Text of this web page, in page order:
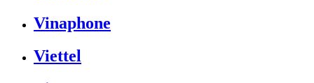
Vinaphone
Viettel